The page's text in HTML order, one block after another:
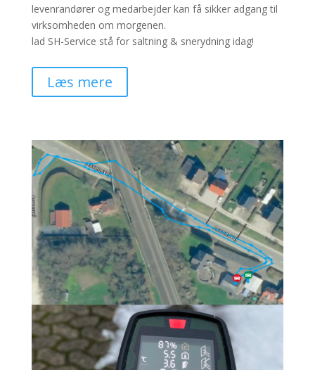
levenrandører og medarbejder kan få sikker adgang til
virksomheden om morgenen.
lad SH-Service stå for saltning & snerydning idag!
Læs mere